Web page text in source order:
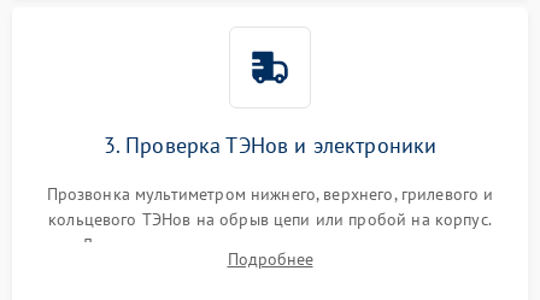
3. Проверка ТЭНов и электроники
Прозвонка мультиметром нижнего, верхнего, грилевого и
кольцевого ТЭНов на обрыв цепи или пробой на корпус.
Диагностика термостата, датчиков температуры,
переключателя режимов и мотора конвекции.
Подробнее